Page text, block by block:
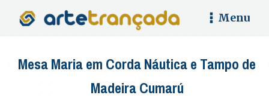
Menu
Mesa Maria em Corda Náutica e Tampo de
Madeira Cumarú